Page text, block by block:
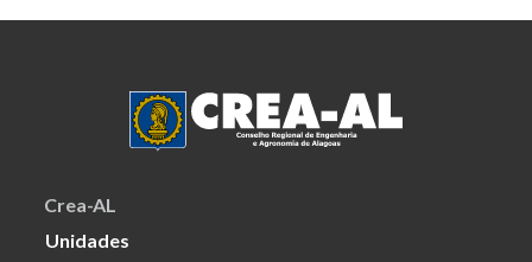
Crea-AL
Unidades